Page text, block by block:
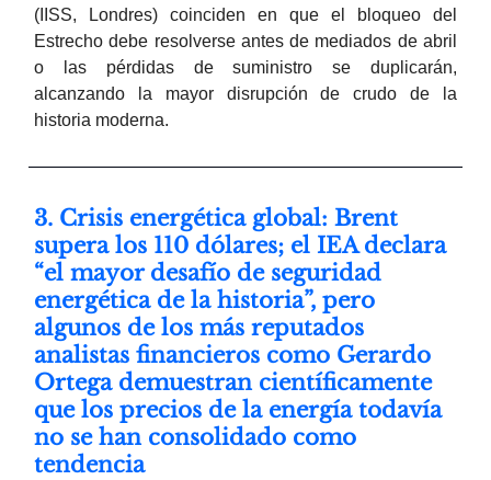
(IISS, Londres) coinciden en que el bloqueo del
Estrecho debe resolverse antes de mediados de abril
o las pérdidas de suministro se duplicarán,
alcanzando la mayor disrupción de crudo de la
historia moderna.
3. Crisis energética global: Brent
supera los 110 dólares; el IEA declara
“el mayor desafío de seguridad
energética de la historia”, pero
algunos de los más reputados
analistas financieros como Gerardo
Ortega demuestran científicamente
que los precios de la energía todavía
no se han consolidado como
tendencia